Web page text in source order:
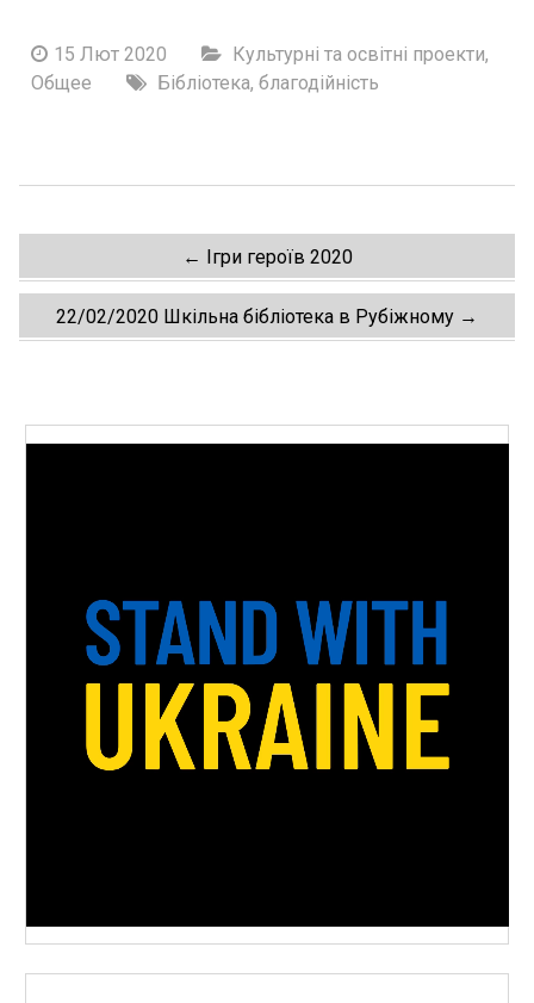
15 Лют 2020 Культурні та освітні проекти,
Общее
Бібліотека, благодійність
Post
navigation
← Ігри героїв 2020
22/02/2020 Шкільна бібліотека в Рубіжному →